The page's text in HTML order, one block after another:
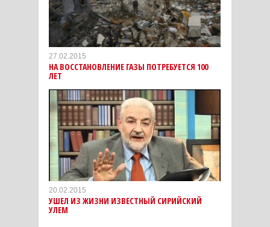
27.02.2015
НА ВОССТАНОВЛЕНИЕ ГАЗЫ ПОТРЕБУЕТСЯ 100
ЛЕТ
20.02.2015
УШЕЛ ИЗ ЖИЗНИ ИЗВЕСТНЫЙ СИРИЙСКИЙ
УЛЕМ